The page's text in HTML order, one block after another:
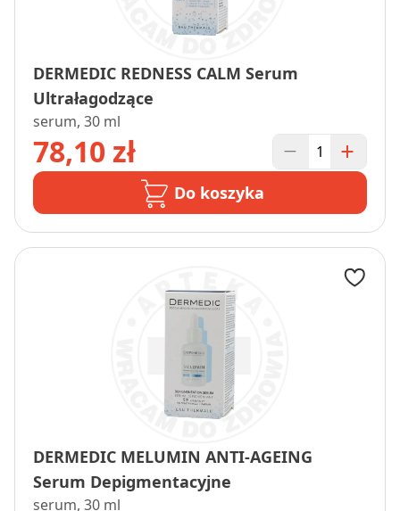
DERMEDIC REDNESS CALM Serum
Ultrałagodzące
serum, 30 ml
78,10 zł
Do koszyka
DERMEDIC MELUMIN ANTI-AGEING
Serum Depigmentacyjne
serum, 30 ml